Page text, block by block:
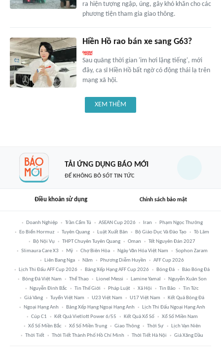
ra hiện tượng ngập, úng, gây khó khăn cho các
phương tiện tham gia giao thông.
Hiền Hồ rao bán xe sang G63?
Sau quãng thời gian 'im hơi lặng tiếng', mới
đây, ca sĩ Hiền Hồ bất ngờ có động thái lạ trên
mạng xã hội.
XEM THÊM
TẢI ỨNG DỤNG BÁO MỚI
ĐỂ KHÔNG BỎ SÓT TIN TỨC
Điều khoản sử dụng Chính sách bảo mật
Doanh Nghiệp Trần Cẩm Tú ASEAN Cup 2026 Iran
Phạm Ngọc Thưởng
Eo Biển Hormuz
Tuyên Quang Luật Xuất Bản Bộ Giáo Dục Và Đào Tạo
Tô Lâm
Bộ Nội Vụ
THPT Chuyên Tuyên Quang Oman
Tết Nguyên Đán 2027
Slimaura Care X3
Mỹ Chợ Biên Hòa Ngày Văn Hóa Việt Nam
Sophon Zaram
Liên Bang Nga
Năm Phương Diễm Huyền
AFF Cup 2026
Lịch Thi Đấu AFF Cup 2026
Bảng Xếp Hạng AFF Cup 2026 Bóng Đá
Báo Bóng Đá
Bóng Đá Việt Nam
Thể Thao Lionel Messi Lamine Yamal
Nguyễn Xuân Son
Nguyễn Đình Bắc
Tin Thế Giới Pháp Luật Xã Hội Tin Bão
Tin Tức
Giá Vàng
Tuyển Việt Nam U23 Việt Nam U17 Việt Nam
Kết Quả Bóng Đá
Ngoại Hạng Anh
Bảng Xếp Hạng Ngoại Hạng Anh
Lịch Thi Đấu Ngoại Hạng Anh
Cúp C1
Kết Quả Vietlott Power 6/55 Kết Quả Xổ Số
Xổ Số Miền Nam
Xổ Số Miền Bắc
Xổ Số Miền Trung Giao Thông Thời Sự
Lịch Vạn Niên
Thời Tiết
Thời Tiết Thành Phố Hồ Chí Minh Thời Tiết Hà Nội Giá Xăng Dầu